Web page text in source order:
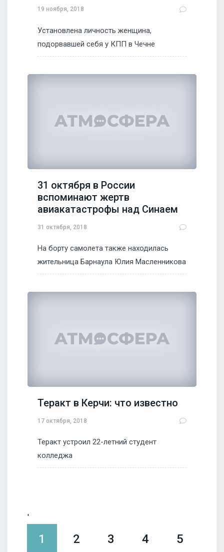
19 ноября, 2018
Установлена личность женщина,
подорвавшей себя у КПП в Чечне
31 октября в России
вспоминают жертв
авиакатастрофы над Синаем
31 октября, 2018
На борту самолета также находилась
жительница Барнаула Юлия Масленникова
Теракт в Керчи: что известно
17 октября, 2018
Теракт устроил 22-летний студент
колледжа
'
1 2 3 4 5